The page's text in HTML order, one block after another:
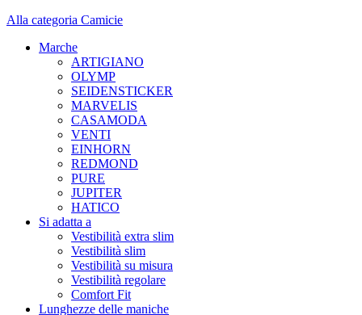
Alla categoria Camicie
Marche
ARTIGIANO
OLYMP
SEIDENSTICKER
MARVELIS
CASAMODA
VENTI
EINHORN
REDMOND
PURE
JUPITER
HATICO
Si adatta a
Vestibilità extra slim
Vestibilità slim
Vestibilità su misura
Vestibilità regolare
Comfort Fit
Lunghezze delle maniche